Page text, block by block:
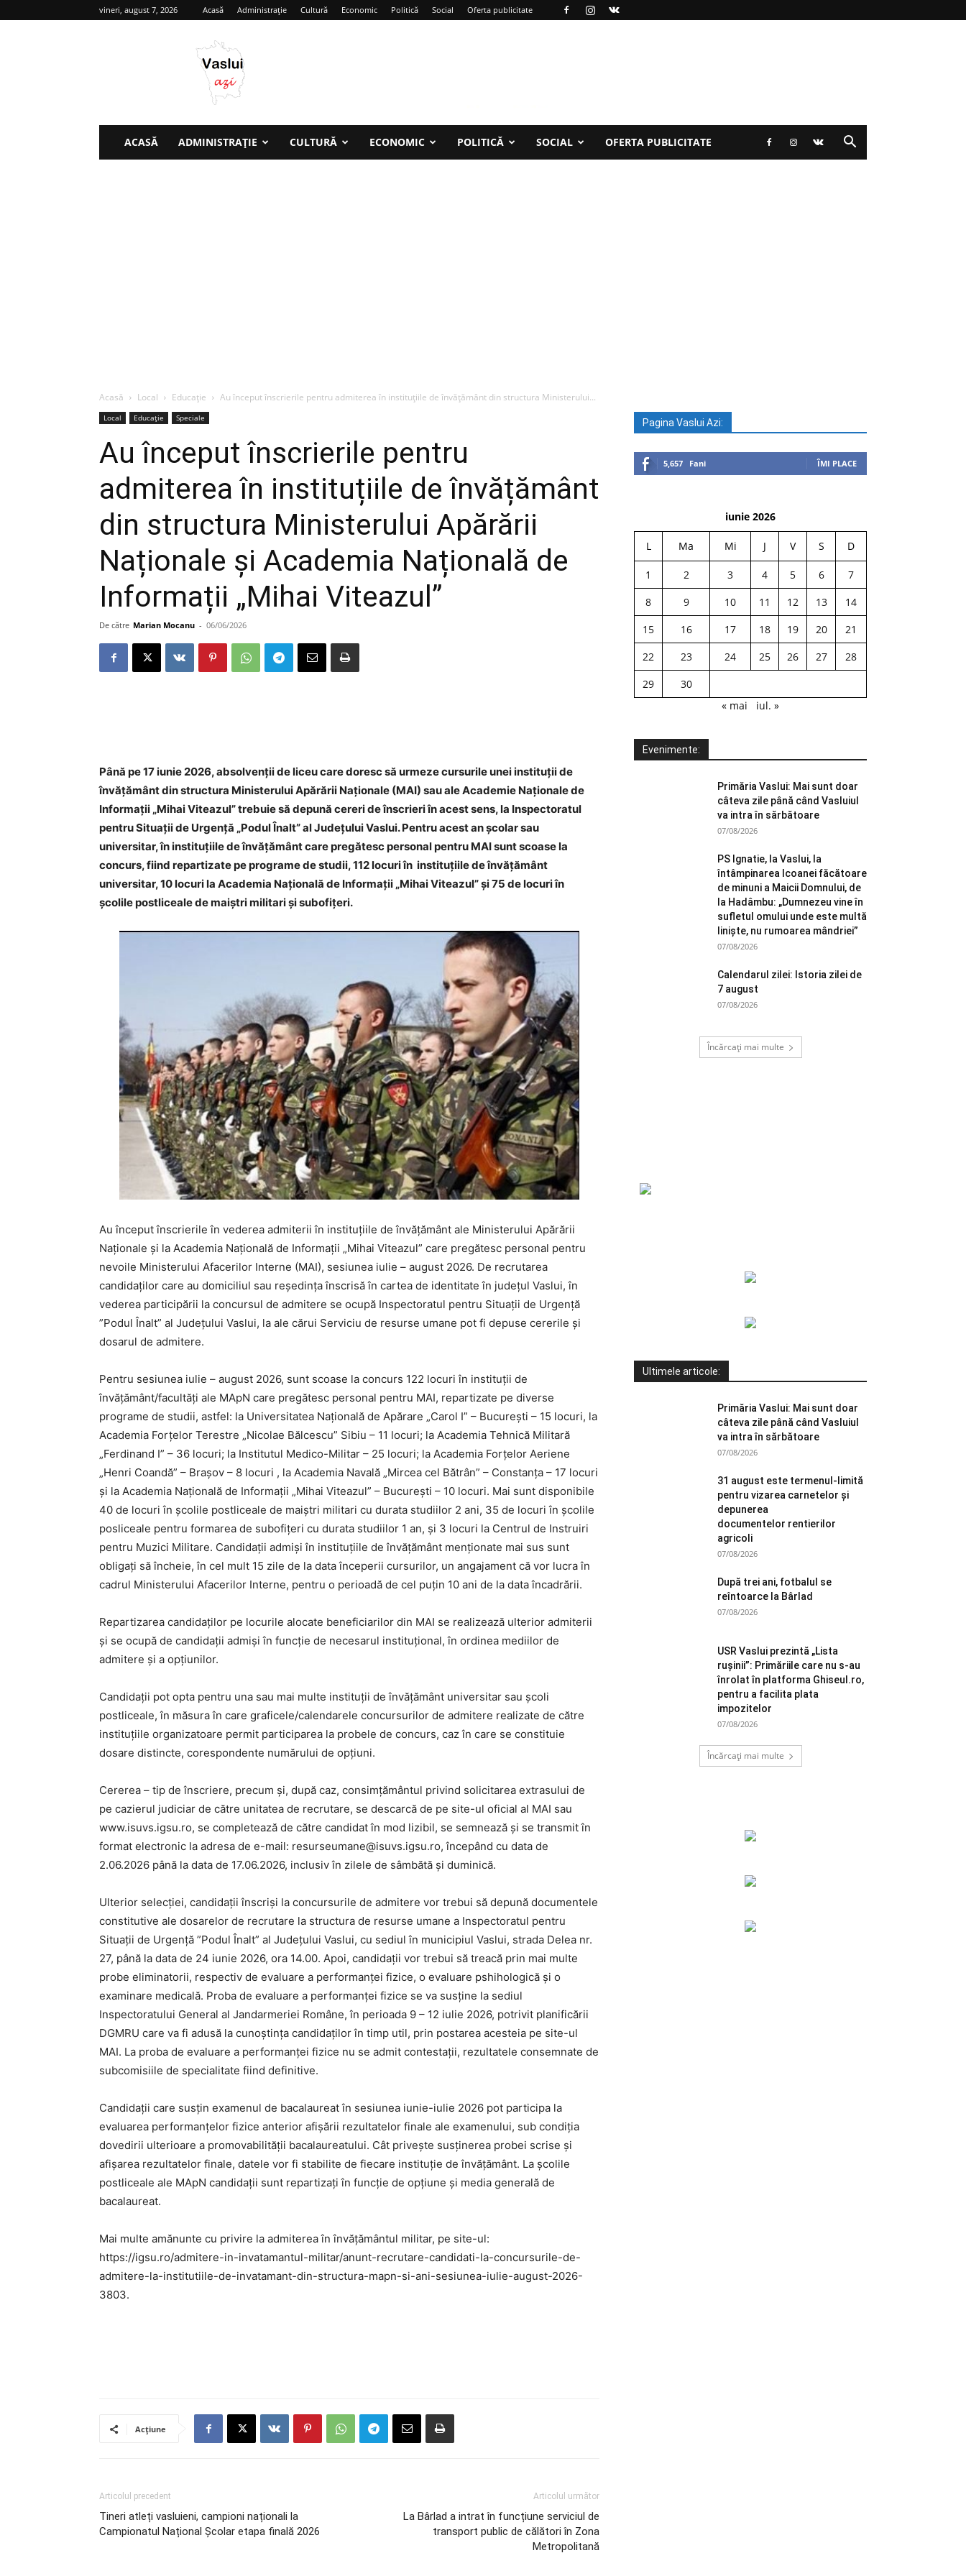
vineri, august 7, 2026 Acasă Administrație Cultură Economic Politică Social Oferta publicitate
ACASĂ ADMINISTRAȚIE CULTURĂ ECONOMIC POLITICĂ SOCIAL OFERTA PUBLICITATE
Acasă Local Educație Au început înscrierile pentru admiterea în instituțiile de învățământ din structura Ministerului...
Local Educație Speciale
Au început înscrierile pentru
admiterea în instituțiile de învățământ
din structura Ministerului Apărării
Naționale și Academia Națională de
Informații „Mihai Viteazul”
De către Marian Mocanu - 06/06/2026
Până pe 17 iunie 2026, absolvenții de liceu care doresc să urmeze cursurile unei instituții de
învățământ din structura Ministerului Apărării Naționale (MAI) sau ale Academie Naționale de
Informații „Mihai Viteazul” trebuie să depună cereri de înscrieri în acest sens, la Inspectoratul
pentru Situații de Urgență „Podul Înalt” al Județului Vaslui. Pentru acest an școlar sau
universitar, în instituțiile de învățământ care pregătesc personal pentru MAI sunt scoase la
concurs, fiind repartizate pe programe de studii, 112 locuri în instituțiile de învățământ
universitar, 10 locuri la Academia Națională de Informații „Mihai Viteazul” și 75 de locuri în
școlile postliceale de maiștri militari și subofițeri.
Au început înscrierile în vederea admiterii în instituţiile de învăţământ ale Ministerului Apărării
Naţionale și la Academia Națională de Informații „Mihai Viteazul” care pregătesc personal pentru
nevoile Ministerului Afacerilor Interne (MAI), sesiunea iulie – august 2026. De recrutarea
candidaților care au domiciliul sau reședința înscrisă în cartea de identitate în județul Vaslui, în
vederea participării la concursul de admitere se ocupă Inspectoratul pentru Situații de Urgență
”Podul Înalt” al Județului Vaslui, la ale cărui Serviciu de resurse umane pot fi depuse cererile și
dosarul de admitere.
Pentru sesiunea iulie – august 2026, sunt scoase la concurs 122 locuri în instituții de
învățământ/facultăți ale MApN care pregătesc personal pentru MAI, repartizate pe diverse
programe de studii, astfel: la Universitatea Naţională de Apărare „Carol I” – București – 15 locuri, la
Academia Forțelor Terestre „Nicolae Bălcescu” Sibiu – 11 locuri; la Academia Tehnică Militară
„Ferdinand I” – 36 locuri; la Institutul Medico-Militar – 25 locuri; la Academia Forţelor Aeriene
„Henri Coandă” – Brașov – 8 locuri , la Academia Navală „Mircea cel Bătrân” – Constanța – 17 locuri
și la Academia Naţională de Informaţii „Mihai Viteazul” – București – 10 locuri. Mai sunt disponibile
40 de locuri în școlile postliceale de maiștri militari cu durata studiilor 2 ani, 35 de locuri în școlile
posliceale pentru formarea de subofițeri cu durata studiilor 1 an, și 3 locuri la Centrul de Instruiri
pentru Muzici Militare. Candidații admiși în instituțiile de învățământ menționate mai sus sunt
obligați să încheie, în cel mult 15 zile de la data începerii cursurilor, un angajament că vor lucra în
cadrul Ministerului Afacerilor Interne, pentru o perioadă de cel puțin 10 ani de la data încadrării.
Repartizarea candidaților pe locurile alocate beneficiarilor din MAI se realizează ulterior admiterii
și se ocupă de candidații admiși în funcție de necesarul instituțional, în ordinea mediilor de
admitere și a opțiunilor.
Candidaţii pot opta pentru una sau mai multe instituţii de învăţământ universitar sau şcoli
postliceale, în măsura în care graficele/calendarele concursurilor de admitere realizate de către
instituţiile organizatoare permit participarea la probele de concurs, caz în care se constituie
dosare distincte, corespondente numărului de opțiuni.
Cererea – tip de înscriere, precum și, după caz, consimțământul privind solicitarea extrasului de
pe cazierul judiciar de către unitatea de recrutare, se descarcă de pe site-ul oficial al MAI sau
www.isuvs.igsu.ro, se completează de către candidat în mod lizibil, se semnează și se transmit în
format electronic la adresa de e-mail: resurseumane@isuvs.igsu.ro, începând cu data de
2.06.2026 până la data de 17.06.2026, inclusiv în zilele de sâmbătă și duminică.
Ulterior selecției, candidaţii înscriși la concursurile de admitere vor trebui să depună documentele
constitutive ale dosarelor de recrutare la structura de resurse umane a Inspectoratul pentru
Situații de Urgență ”Podul Înalt” al Județului Vaslui, cu sediul în municipiul Vaslui, strada Delea nr.
27, până la data de 24 iunie 2026, ora 14.00. Apoi, candidații vor trebui să treacă prin mai multe
probe eliminatorii, respectiv de evaluare a performanței fizice, o evaluare pshihologică și o
examinare medicală. Proba de evaluare a performanței fizice se va susține la sediul
Inspectoratului General al Jandarmeriei Române, în perioada 9 – 12 iulie 2026, potrivit planificării
DGMRU care va fi adusă la cunoștința candidaților în timp util, prin postarea acesteia pe site-ul
MAI. La proba de evaluare a performanței fizice nu se admit contestații, rezultatele consemnate de
subcomisiile de specialitate fiind definitive.
Candidații care susțin examenul de bacalaureat în sesiunea iunie-iulie 2026 pot participa la
evaluarea performanțelor fizice anterior afișării rezultatelor finale ale examenului, sub condiția
dovedirii ulterioare a promovabilității bacalaureatului. Cât privește susținerea probei scrise și
afișarea rezultatelor finale, datele vor fi stabilite de fiecare instituție de învățământ. La școlile
postliceale ale MApN candidații sunt repartizați în funcție de opțiune și media generală de
bacalaureat.
Mai multe amănunte cu privire la admiterea în învățământul militar, pe site-ul:
https://igsu.ro/admitere-in-invatamantul-militar/anunt-recrutare-candidati-la-concursurile-de-
admitere-la-institutiile-de-invatamant-din-structura-mapn-si-ani-sesiunea-iulie-august-2026-
3803.
Acțiune
Articolul precedent
Tineri atleți vasluieni, campioni naționali la
Campionatul Național Școlar etapa finală 2026
Articolul următor
La Bârlad a intrat în funcțiune serviciul de
transport public de călători în Zona
Metropolitană
Pagina Vaslui Azi:
5,657 Fani ÎMI PLACE
iunie 2026
L Ma Mi J V S D
1 2 3 4 5 6
7
8
9 10 11 12 13
14
15
16 17 18 19 20
21
22
23 24 25 26 27
28
29
30
« mai
iul. »
Evenimente:
Primăria Vaslui: Mai sunt doar
câteva zile până când Vasluiul
va intra în sărbătoare
07/08/2026
PS Ignatie, la Vaslui, la
întâmpinarea Icoanei făcătoare
de minuni a Maicii Domnului, de
la Hadâmbu: „Dumnezeu vine în
sufletul omului unde este multă
liniște, nu rumoarea mândriei”
07/08/2026
Calendarul zilei: Istoria zilei de
7 august
07/08/2026
Încărcați mai multe
Ultimele articole:
Primăria Vaslui: Mai sunt doar
câteva zile până când Vasluiul
va intra în sărbătoare
07/08/2026
31 august este termenul-limită
pentru vizarea carnetelor și
depunerea
documentelor rentierilor
agricoli
07/08/2026
După trei ani, fotbalul se
reîntoarce la Bârlad
07/08/2026
USR Vaslui prezintă „Lista
rușinii”: Primăriile care nu s-au
înrolat în platforma Ghiseul.ro,
pentru a facilita plata
impozitelor
07/08/2026
Încărcați mai multe